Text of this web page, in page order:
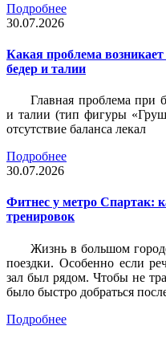
Подробнее
30.07.2026
Какая проблема
бедер и талии
Главная проблема при
и талии (тип фигуры
отсутствие баланса лекал
Подробнее
30.07.2026
Фитнес у метро Спартак:
тренировок
Жизнь в большом
поездки. Особенно если
зал был рядом. Чтобы не
было быстро добраться
Подробнее